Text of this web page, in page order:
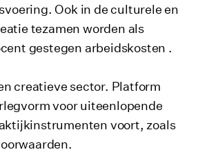
Ook in de culturele en
tezamen worden als
gestegen arbeidskosten .
creatieve sector. Platform
voor uiteenlopende
voort, zoals